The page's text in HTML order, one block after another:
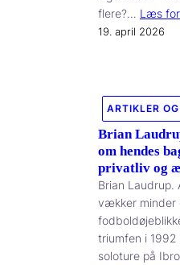
flere?… Læs
19. april 2026
ARTIKLER
Brian
om hendes
privatliv og
Brian Laudrup.
vækker minder
triumfen i 1992
soloture på